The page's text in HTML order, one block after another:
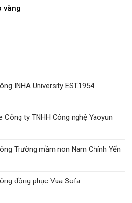
vàng
INHA University EST.1954
Công ty TNHH Công nghệ Yaoyun
Trường mầm non Nam Chính Yến
đồng phục Vua Sofa